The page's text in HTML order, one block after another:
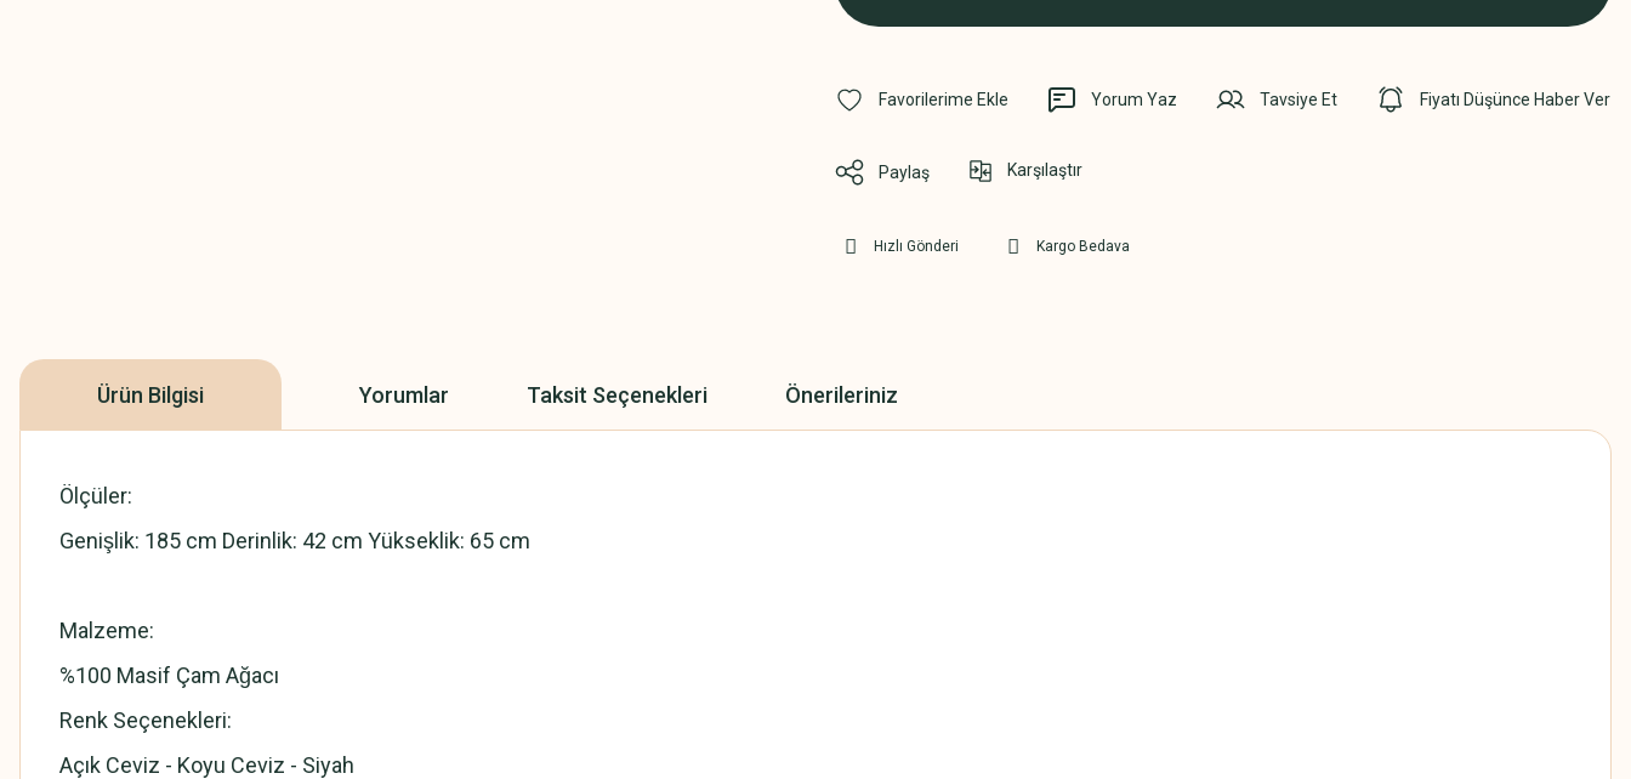
Yorum Yaz Tavsiye Et Fiyatı Düşünce Haber Ver
Paylaş Karşılaştır
Hızlı Gönderi Kargo Bedava
Ürün Bilgisi Yorumlar Taksit Seçenekleri Önerileriniz
Ölçüler:
Genişlik: 185 cm Derinlik: 42 cm Yükseklik: 65 cm
Malzeme:
%100 Masif Çam Ağacı
Renk Seçenekleri:
Açık Ceviz - Koyu Ceviz - Siyah